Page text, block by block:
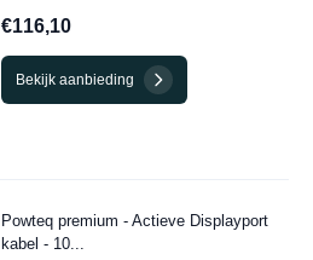
€116,10
Bekijk aanbieding
Powteq premium - Actieve Displayport
kabel - 10...